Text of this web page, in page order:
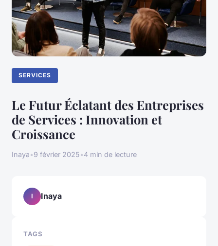
SERVICES
Le Futur Éclatant des Entreprises
de Services : Innovation et
Croissance
Inaya•9 février 2025•4 min de lecture
I Inaya
TAGS